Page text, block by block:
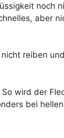
noch
aber
reiben
wird der
bei